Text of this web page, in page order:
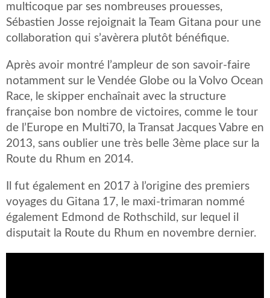
multicoque par ses nombreuses prouesses,
Sébastien Josse rejoignait la Team Gitana pour une
collaboration qui s’avèrera plutôt bénéfique.
Après avoir montré l’ampleur de son savoir-faire
notamment sur le Vendée Globe ou la Volvo Ocean
Race, le skipper enchaînait avec la structure
française bon nombre de victoires, comme le tour
de l’Europe en Multi70, la Transat Jacques Vabre en
2013, sans oublier une très belle 3ème place sur la
Route du Rhum en 2014.
Il fut également en 2017 à l’origine des premiers
voyages du Gitana 17, le maxi-trimaran nommé
également Edmond de Rothschild, sur lequel il
disputait la Route du Rhum en novembre dernier.